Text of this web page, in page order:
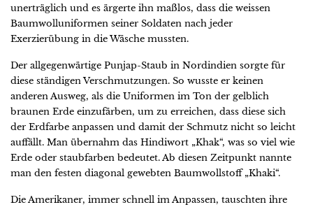
unerträglich und es ärgerte ihn maßlos, dass die weissen
Baumwolluniformen seiner Soldaten nach jeder
Exerzierübung in die Wäsche mussten.
Der allgegenwärtige Punjap-Staub in Nordindien sorgte für
diese ständigen Verschmutzungen. So wusste er keinen
anderen Ausweg, als die Uniformen im Ton der gelblich
braunen Erde einzufärben, um zu erreichen, dass diese sich
der Erdfarbe anpassen und damit der Schmutz nicht so leicht
auffällt. Man übernahm das Hindiwort „Khak“, was so viel wie
Erde oder staubfarben bedeutet. Ab diesen Zeitpunkt nannte
man den festen diagonal gewebten Baumwollstoff „Khaki“.
Die Amerikaner, immer schnell im Anpassen, tauschten ihre